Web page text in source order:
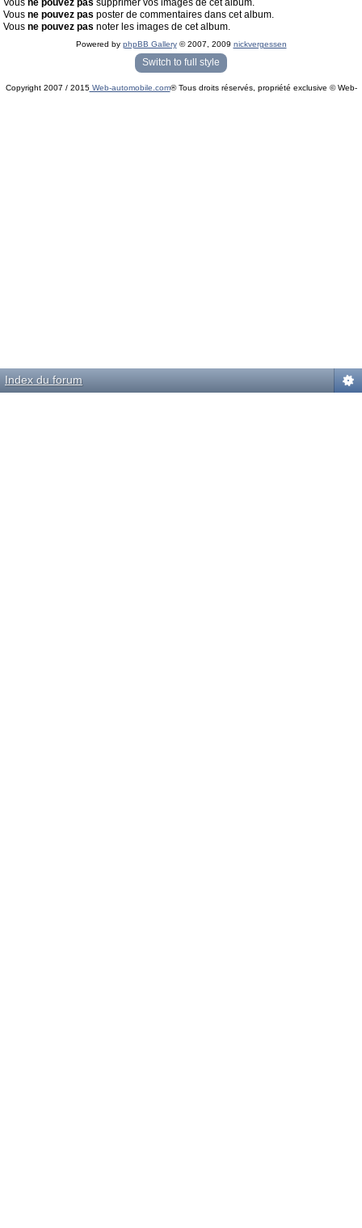
Vous ne pouvez pas supprimer vos images de cet album.
Vous ne pouvez pas poster de commentaires dans cet album.
Vous ne pouvez pas noter les images de cet album.
Powered by phpBB Gallery© 2007, 2009 nickvergessen
« phpBB Gallery » - Traduction française par
darky
Switch to full style
Copyright 2007 / 2015Web-automobile.com® Tous droits réservés, propriété exclusive © Web-
Index du forum